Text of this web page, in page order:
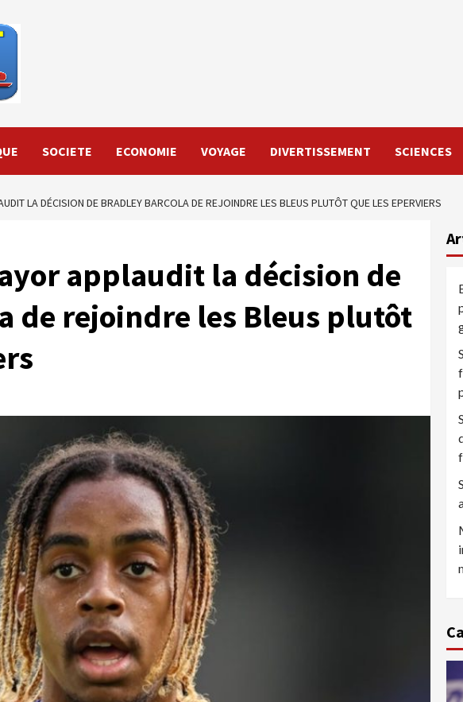
SOCIETE ECONOMIE VOYAGE DIVERTISSEMENT SCIENCES
LA DÉCISION DE BRADLEY BARCOLA DE REJOINDRE LES BLEUS PLUTÔT QUE LES EPERVIERS
applaudit la décision de
de rejoindre les Bleus plutôt